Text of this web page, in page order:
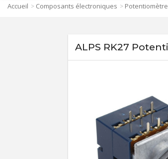
Accueil > Composants électroniques >
ALPS RK27